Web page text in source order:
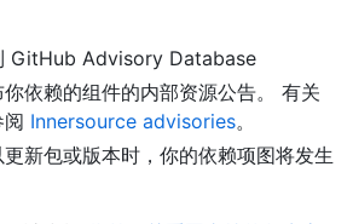
GitHub Advisory Database
依赖的组件的内部资源公告。 有关
Innersource advisories。
新包或版本时，你的依赖项图将发生